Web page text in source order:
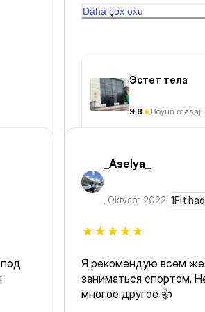
сверх уан фита
ситуация была не
Daha çox oxu
Эстет тела
9.8 Boyun masajı
_Aselya_
, Oktyabr, 2022 1Fit
Я рекомендую всем
заниматься спортом.
многое другое 👍